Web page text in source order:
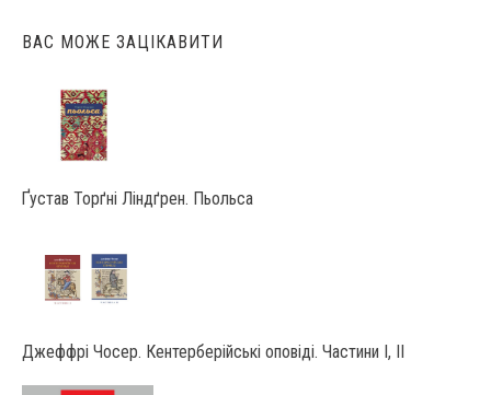
ВАС МОЖЕ ЗАЦІКАВИТИ
Ґустав Торґні Ліндґрен. Пьольса
Джеффрі Чосер. Кентерберійські оповіді. Частини І, ІІ